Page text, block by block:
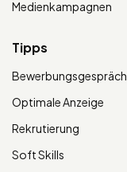
Medienkampagnen
Tipps
Bewerbungsgespräch
Optimale Anzeige
Rekrutierung
Soft Skills